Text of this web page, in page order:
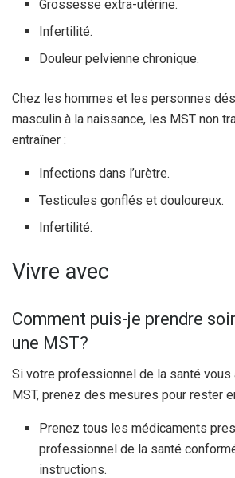
Grossesse extra-utérine.
Infertilité.
Douleur pelvienne chronique.
Chez les hommes et les personnes
masculin à la naissance, les MST non
entraîner :
Infections dans l’urètre.
Testicules gonflés et douloureux.
Infertilité.
Vivre avec
Comment puis-je prendre
une MST?
Si votre professionnel de la santé vous
MST, prenez des mesures pour rester
Prenez tous les médicaments
professionnel de la santé
instructions.